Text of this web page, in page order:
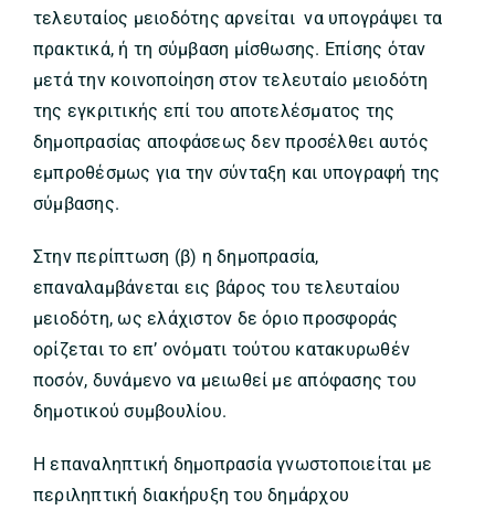
τελευταίος μειοδότης αρνείται να υπογράψει τα
πρακτικά, ή τη σύμβαση μίσθωσης. Επίσης όταν
μετά την κοινοποίηση στον τελευταίο μειοδότη
της εγκριτικής επί του αποτελέσματος της
δημοπρασίας αποφάσεως δεν προσέλθει αυτός
εμπροθέσμως για την σύνταξη και υπογραφή της
σύμβασης.
Στην περίπτωση (β) η δημοπρασία,
επαναλαμβάνεται εις βάρος του τελευταίου
μειοδότη, ως ελάχιστον δε όριο προσφοράς
ορίζεται το επ’ ονόματι τούτου κατακυρωθέν
ποσόν, δυνάμενο να μειωθεί με απόφασης του
δημοτικού συμβουλίου.
Η επαναληπτική δημοπρασία γνωστοποιείται με
περιληπτική διακήρυξη του δημάρχου